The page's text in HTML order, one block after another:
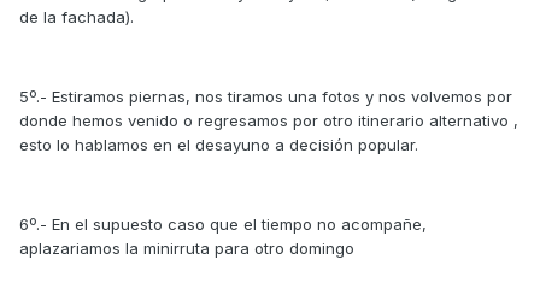
de la fachada).
5º.- Estiramos piernas, nos tiramos una fotos y nos volvemos por
donde hemos venido o regresamos por otro itinerario alternativo ,
esto lo hablamos en el desayuno a decisión popular.
6º.- En el supuesto caso que el tiempo no acompañe,
aplazariamos la minirruta para otro domingo